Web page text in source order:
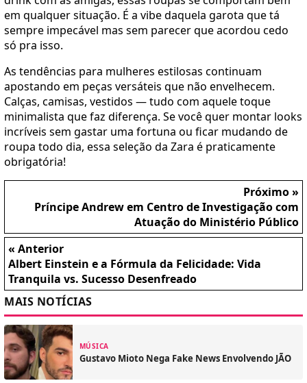
em qualquer situação. É a vibe daquela garota que tá
sempre impecável mas sem parecer que acordou cedo
só pra isso.
As tendências para mulheres estilosas continuam
apostando em peças versáteis que não envelhecem.
Calças, camisas, vestidos — tudo com aquele toque
minimalista que faz diferença. Se você quer montar looks
incríveis sem gastar uma fortuna ou ficar mudando de
roupa todo dia, essa seleção da Zara é praticamente
obrigatória!
Próximo »
Príncipe Andrew em Centro de Investigação com
Atuação do Ministério Público
« Anterior
Albert Einstein e a Fórmula da Felicidade: Vida
Tranquila vs. Sucesso Desenfreado
MAIS NOTÍCIAS
MÚSICA
Gustavo Mioto Nega Fake News Envolvendo JÃO